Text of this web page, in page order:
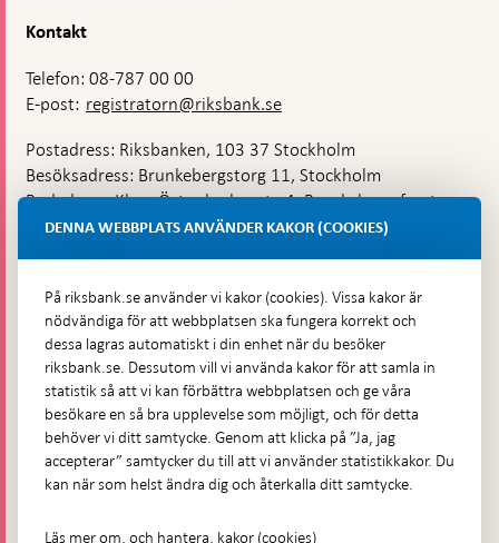
Kontakt
Telefon: 08-787 00 00
E-post: registratorn@riksbank.se
Postadress: Riksbanken, 103 37 Stockholm
Besöksadress: Brunkebergstorg 11, Stockholm
Budadress: Klara Östra kyrkogata 4, Brunkebergsfaret,
Lastplats 6
Hitta direkt
Frågor och svar-
Öppnas
i
ny
flik
Till Riksbankens webbarkiv-
Öppnas
i
ny
Presskontakt
Integritetspolicy
DENNA WEBBPLATS ANVÄNDER KAKOR (COOKIES)
På riksbank.se använder vi kakor (cookies). Vissa kakor är
nödvändiga för att webbplatsen ska fungera korrekt och
dessa lagras automatiskt i din enhet när du besöker
riksbank.se. Dessutom vill vi använda kakor för att samla in
statistik så att vi kan förbättra webbplatsen och ge våra
besökare en så bra upplevelse som möjligt, och för detta
behöver vi ditt samtycke. Genom att klicka på ”Ja, jag
accepterar” samtycker du till att vi använder statistikkakor. Du
kan när som helst ändra dig och återkalla ditt samtycke.
Läs mer om, och hantera, kakor (cookies)